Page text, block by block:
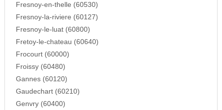
Fresnoy-en-thelle (60530)
Fresnoy-la-riviere (60127)
Fresnoy-le-luat (60800)
Fretoy-le-chateau (60640)
Frocourt (60000)
Froissy (60480)
Gannes (60120)
Gaudechart (60210)
Genvry (60400)